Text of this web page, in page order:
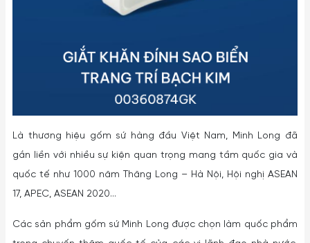
Là thương hiệu gốm sứ hàng đầu Việt Nam, Minh Long đã
gắn liền với nhiều sự kiện quan trọng mang tầm quốc gia và
quốc tế như 1000 năm Thăng Long – Hà Nội, Hội nghị ASEAN
17, APEC, ASEAN 2020...
Các sản phẩm gốm sứ Minh Long được chọn làm quốc phẩm